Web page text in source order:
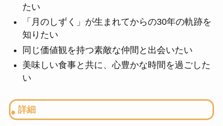
たい
「月のしずく」が生まれてからの30年の軌跡を
知りたい
同じ価値観を持つ素敵な仲間と出会いたい
美味しい食事と共に、心豊かな時間を過ごした
い
詳細